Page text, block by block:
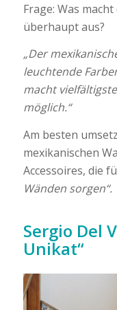
Frage: Was
überhaupt aus?
„Der
leuchtende
macht
möglich.“
Am besten
mexikanischen
Accessoires, die
Wänden sorgen“.
Sergio Del
Unikat“